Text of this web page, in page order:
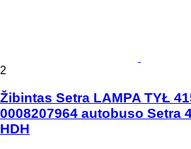
2
Žibintas Setra LAMPA TYŁ
0008207964 autobuso Setra
HDH